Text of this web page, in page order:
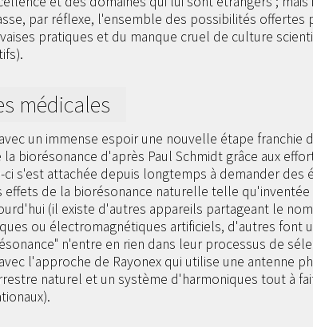
par réflexe, l'ensemble des possibilités offertes
pratiques et du manque cruel de culture
médicales
un immense espoir une nouvelle étape
biorésonance d'après Paul Schmidt grâce aux
ci s'est attachée depuis longtemps à demander
effets de la biorésonance naturelle telle qu'inventée
(il existe d'autres appareils partageant le
ou électromagnétiques artificiels, d'autres font
n'entre en rien dans leur processus de
l'approche de Rayonex qui utilise une antenne
naturel et un système d'harmoniques tout à